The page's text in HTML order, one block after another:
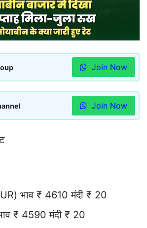
Join Now
Join Now
भाव ₹ 4610 मंदी ₹ 20
₹ 4590 मंदी ₹ 20